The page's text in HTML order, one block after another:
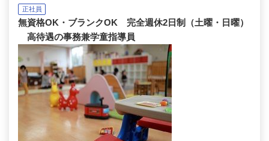
正社員
無資格OK・ブランクOK 完全週休2日制（土曜・日曜）
高待遇の事務兼学童指導員